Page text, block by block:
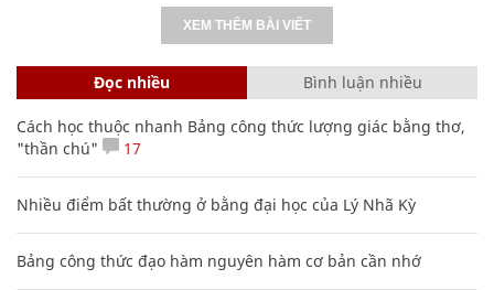
XEM THÊM BÀI VIẾT
Đọc nhiều Bình luận nhiều
Cách học thuộc nhanh Bảng công thức lượng giác bằng thơ,
"thần chú"
17
Nhiều điểm bất thường ở bằng đại học của Lý Nhã Kỳ
Bảng công thức đạo hàm nguyên hàm cơ bản cần nhớ